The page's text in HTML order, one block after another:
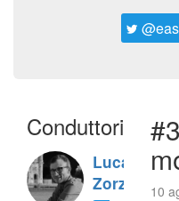
Conduttori
Luca
Zorzi
10